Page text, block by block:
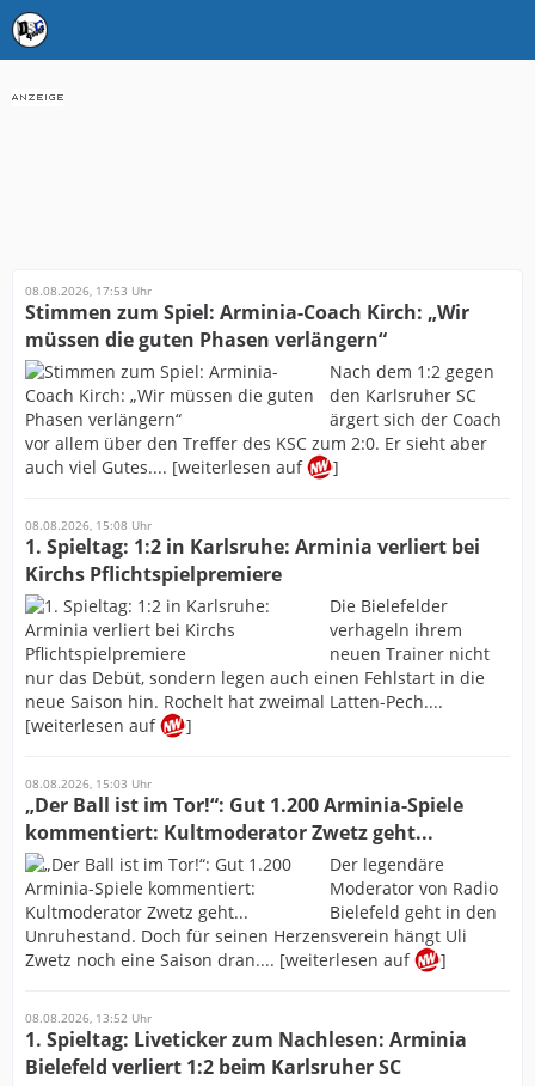
08.08.2026, 17:53 Uhr
Stimmen zum Spiel: Arminia-Coach Kirch: „Wir
müssen die guten Phasen verlängern“
Nach dem 1:2 gegen
den Karlsruher SC
ärgert sich der Coach
vor allem über den Treffer des KSC zum 2:0. Er sieht aber
auch viel Gutes.... [weiterlesen auf
]
08.08.2026, 15:08 Uhr
1. Spieltag: 1:2 in Karlsruhe: Arminia verliert bei
Kirchs Pflichtspielpremiere
Die Bielefelder
verhageln ihrem
neuen Trainer nicht
nur das Debüt, sondern legen auch einen Fehlstart in die
neue Saison hin. Rochelt hat zweimal Latten-Pech....
[weiterlesen auf
]
08.08.2026, 15:03 Uhr
„Der Ball ist im Tor!“: Gut 1.200 Arminia-Spiele
kommentiert: Kultmoderator Zwetz geht...
Der legendäre
Moderator von Radio
Bielefeld geht in den
Unruhestand. Doch für seinen Herzensverein hängt Uli
Zwetz noch eine Saison dran.... [weiterlesen auf
]
08.08.2026, 13:52 Uhr
1. Spieltag: Liveticker zum Nachlesen: Arminia
Bielefeld verliert 1:2 beim Karlsruher SC